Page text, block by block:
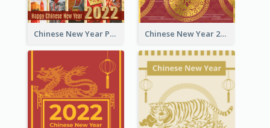
Chinese New Year Photo Greeting Card Chinese New Year 2022 Golden Greeting Card